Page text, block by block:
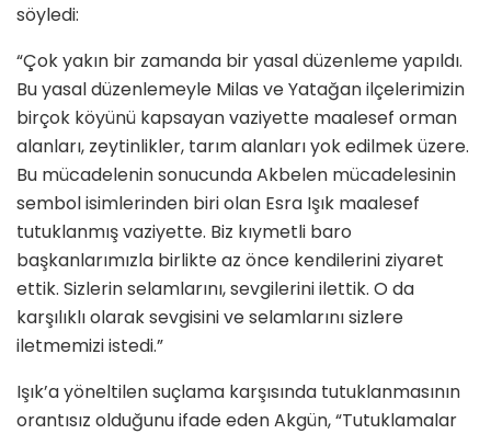
söyledi:
“Çok yakın bir zamanda bir yasal düzenleme yapıldı.
Bu yasal düzenlemeyle Milas ve Yatağan ilçelerimizin
birçok köyünü kapsayan vaziyette maalesef orman
alanları, zeytinlikler, tarım alanları yok edilmek üzere.
Bu mücadelenin sonucunda Akbelen mücadelesinin
sembol isimlerinden biri olan Esra Işık maalesef
tutuklanmış vaziyette. Biz kıymetli baro
başkanlarımızla birlikte az önce kendilerini ziyaret
ettik. Sizlerin selamlarını, sevgilerini ilettik. O da
karşılıklı olarak sevgisini ve selamlarını sizlere
iletmemizi istedi.”
Işık’a yöneltilen suçlama karşısında tutuklanmasının
orantısız olduğunu ifade eden Akgün, “Tutuklamalar